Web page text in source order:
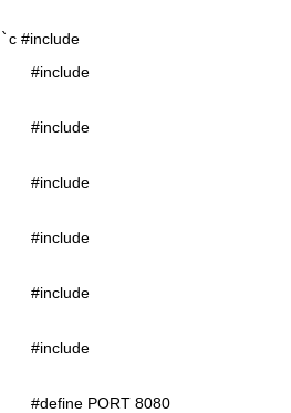
`c #include
#include
#include
#include
#include
#include
#include
#define PORT 8080